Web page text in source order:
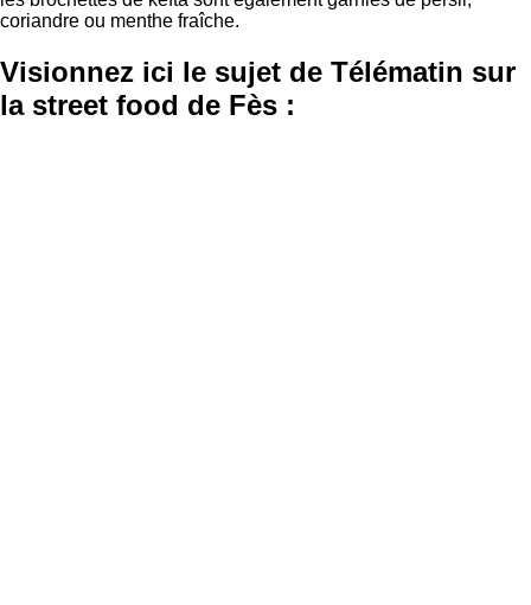
coriandre ou menthe fraîche.
Visionnez ici le sujet de Télématin sur
la street food de Fès :